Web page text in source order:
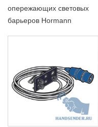
опережающих световых
барьеров Hormann